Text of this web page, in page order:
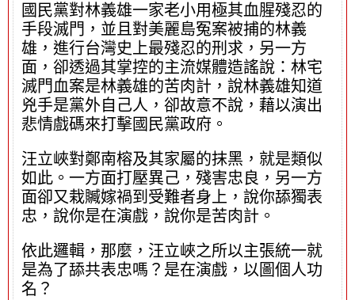
國民黨對林義雄一家老小用極其血腥殘忍的
手段滅門，並且對美麗島冤案被捕的林義
雄，進行台灣史上最殘忍的刑求，另一方
面，卻透過其掌控的主流媒體造謠說：林宅
滅門血案是林義雄的苦肉計，說林義雄知道
兇手是黨外自己人，卻故意不說，藉以演出
悲情戲碼來打擊國民黨政府。
汪立峽對鄭南榕及其家屬的抹黑，就是類似
如此。一方面打壓異己，殘害忠良，另一方
面卻又栽贓嫁禍到受難者身上，說你舔獨表
忠，說你是在演戲，說你是苦肉計。
依此邏輯，那麼，汪立峽之所以主張統一就
是為了舔共表忠嗎？是在演戲，以圖個人功
名？